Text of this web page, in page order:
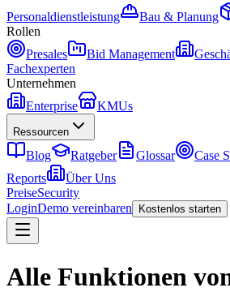
Personaldienstleistung
Bau & Planung
Rollen
Presales
Bid Management
Fachexperten
Unternehmen
Enterprise
KMUs
Ressourcen
Blog Ratgeber Glossar Case
Reports
Über Uns
PreiseSecurity
LoginDemo vereinbaren Kostenlos starten
Alle Funktionen